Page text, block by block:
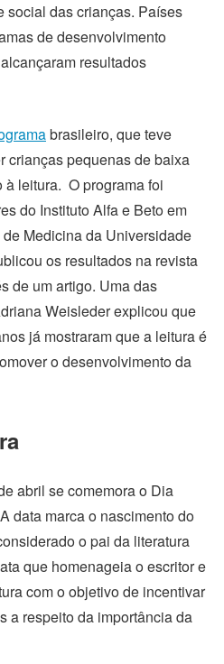
social das crianças. Países
de desenvolvimento
resultados
brasileiro, que teve
crianças pequenas de baixa
à leitura. O programa foi
do Instituto Alfa e Beto em
Medicina da Universidade
os resultados na revista
de um artigo. Uma das
Weisleder explicou que
já mostraram que a leitura é
o desenvolvimento da
abril se comemora o Dia
data marca o nascimento do
o pai da literatura
que homenageia o escritor e
com o objetivo de incentivar
a respeito da importância da